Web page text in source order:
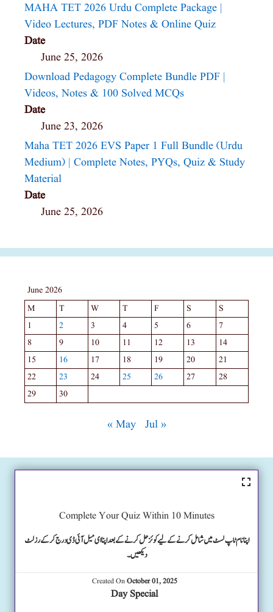
MAHA TET 2026 Urdu Complete Package |
Video Lectures, PDF Notes & Online Quiz
Date
June 25, 2026
Download Pedagogy Complete Bundle PDF |
Videos, Notes & 100 Solved MCQs
Date
June 23, 2026
Maha TET 2026 EVS Paper 1 Full Bundle (Urdu
Medium) | Complete Notes, PYQs, Quiz & Study
Material
Date
June 25, 2026
June 2026
M
T W T F S
S
1
2 3 4 5 6
7
8
9 10 11 12 13
14
15
16 17 18 19 20
21
22
23 24 25 26 27
28
29
30
« May Jul »
Complete Your Quiz Within 10 Minutes
اپنا نام ٹاپ لسٹ میں شامل کرنے کے لیے کوئز حل کرنے کے بعد اپنا ای میل آئی ڈی درج کرکے رزلٹ
دیکھیں۔
Created OnOctober 01, 2025
Day Special